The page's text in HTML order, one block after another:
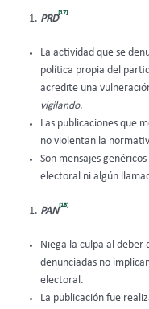
PRD
[17]
La actividad que se
política propia del
acredite una
vigilando.
Las publicaciones que
no violentan la
Son mensajes
electoral ni algún
PAN
[18]
Niega la culpa al deber
denunciadas no
electoral.
La publicación fue